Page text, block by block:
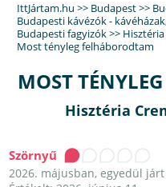
IttJártam.hu >> Budapest>>
Budapesti kávézók - kávéházak
Budapesti fagyizók>>
Most tényleg felháborodtam
MOST
Hisztéria
Szörnyű
2026. májusban, egyedül